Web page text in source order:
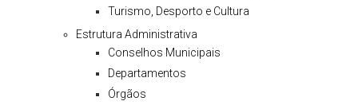
Turismo, Desporto e Cultura
Estrutura Administrativa
Conselhos Municipais
Departamentos
Órgãos